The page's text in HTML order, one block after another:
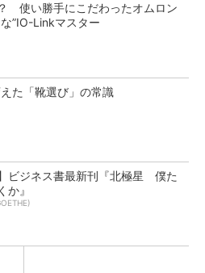
使い勝手にこだわったオムロン
”IO-Linkマスター
た「靴選び」の常識
】ビジネス書最新刊『北極星 僕た
か』